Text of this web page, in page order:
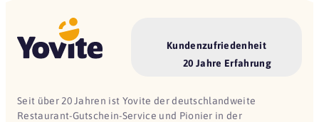
Kundenzufriedenheit
20 Jahre Erfahrung
Seit über 20 Jahren ist Yovite der deutschlandweite
Restaurant-Gutschein-Service und Pionier in der